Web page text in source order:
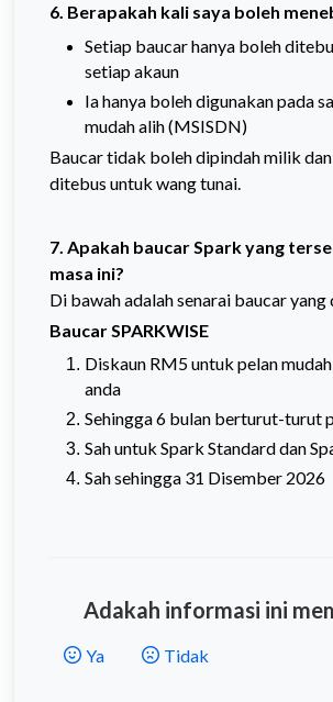
6. Berapakah kali saya boleh
Setiap baucar hanya boleh
setiap akaun
Ia hanya boleh digunakan pada
mudah alih (MSISDN)
Baucar tidak boleh dipindah milik
ditebus untuk wang tunai.
7. Apakah baucar Spark yang
masa ini?
Di bawah adalah senarai baucar
Baucar SPARKWISE
Diskaun RM5 untuk pelan
anda
Sehingga 6 bulan berturut-turut
Sah untuk Spark Standard dan
Sah sehingga 31 Disember 2026
Adakah informasi ini
Tidak
Ya